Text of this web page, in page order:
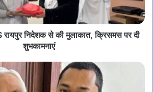
रायपुर निदेशक से की मुलाकात, क्रिसमस पर दी
शुभकामनाएं